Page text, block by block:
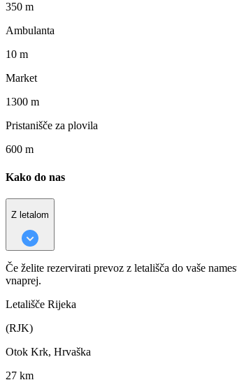
350 m
Ambulanta
10 m
Market
1300 m
Pristanišče za plovila
600 m
Kako do nas
Z letalom
Če želite rezervirati prevoz z letališča do vaše
vnaprej.
Letališče Rijeka
(RJK)
Otok Krk, Hrvaška
27 km